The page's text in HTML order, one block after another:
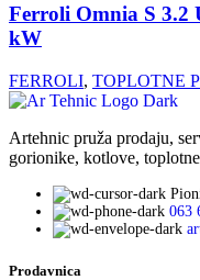
Ferroli Omnia S 3.2
kW
FERROLI, TOPLOTNE
Artehnic pruža prodaju,
gorionike, kotlove,
063
Prodavnica